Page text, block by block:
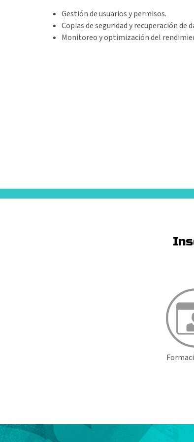
Gestión de usuarios y permisos.
Copias de seguridad y recuperación de
Monitoreo y optimización del